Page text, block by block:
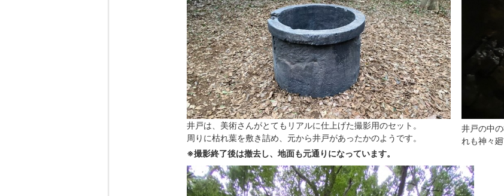
井戸は、美術さんがとてもリアルに仕上げた撮影用のセット。
周りに枯れ葉を敷き詰め、元から井戸があったかのようです。
※撮影終了後は撤去し、地面も元通りになっています。
井戸の中
れも神々